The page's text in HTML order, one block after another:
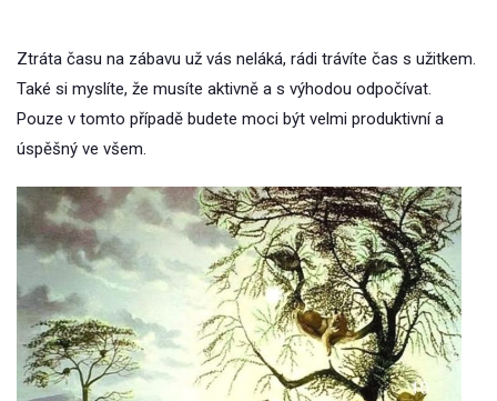
Ztráta času na zábavu už vás neláká, rádi trávíte čas s užitkem.
Také si myslíte, že musíte aktivně a s výhodou odpočívat.
Pouze v tomto případě budete moci být velmi produktivní a
úspěšný ve všem.